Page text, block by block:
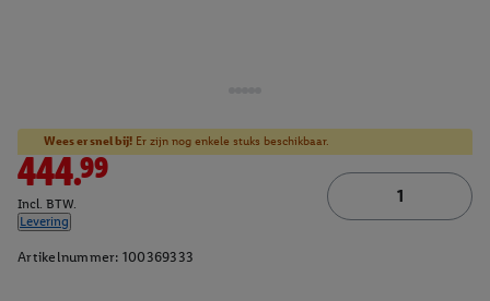
Wees er snel bij! Er zijn nog enkele stuks beschikbaar.
444.99
Incl. BTW.
Levering
Artikelnummer: 100369333